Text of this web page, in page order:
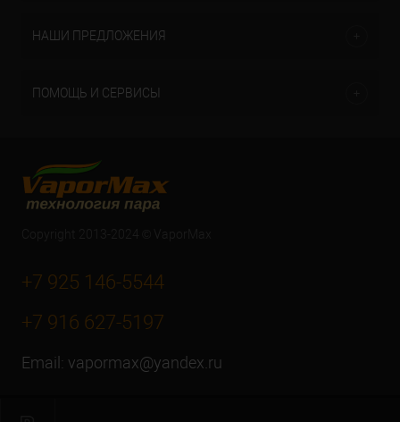
НАШИ ПРЕДЛОЖЕНИЯ
ПОМОЩЬ И СЕРВИСЫ
+7 925 146-5544
+7 916 627-5197
Email: vapormax@yandex.ru